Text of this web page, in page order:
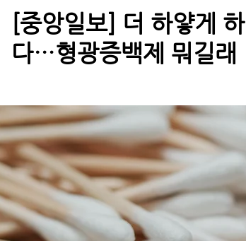
[중앙일보] 더 하얗게
다…형광증백제 뭐길래